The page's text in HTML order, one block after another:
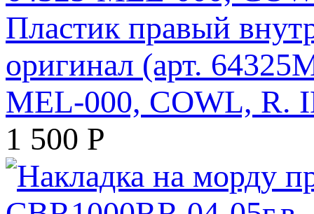
Пластик правый
оригинал (арт.
MEL-000, COWL, R.
1 500 Р